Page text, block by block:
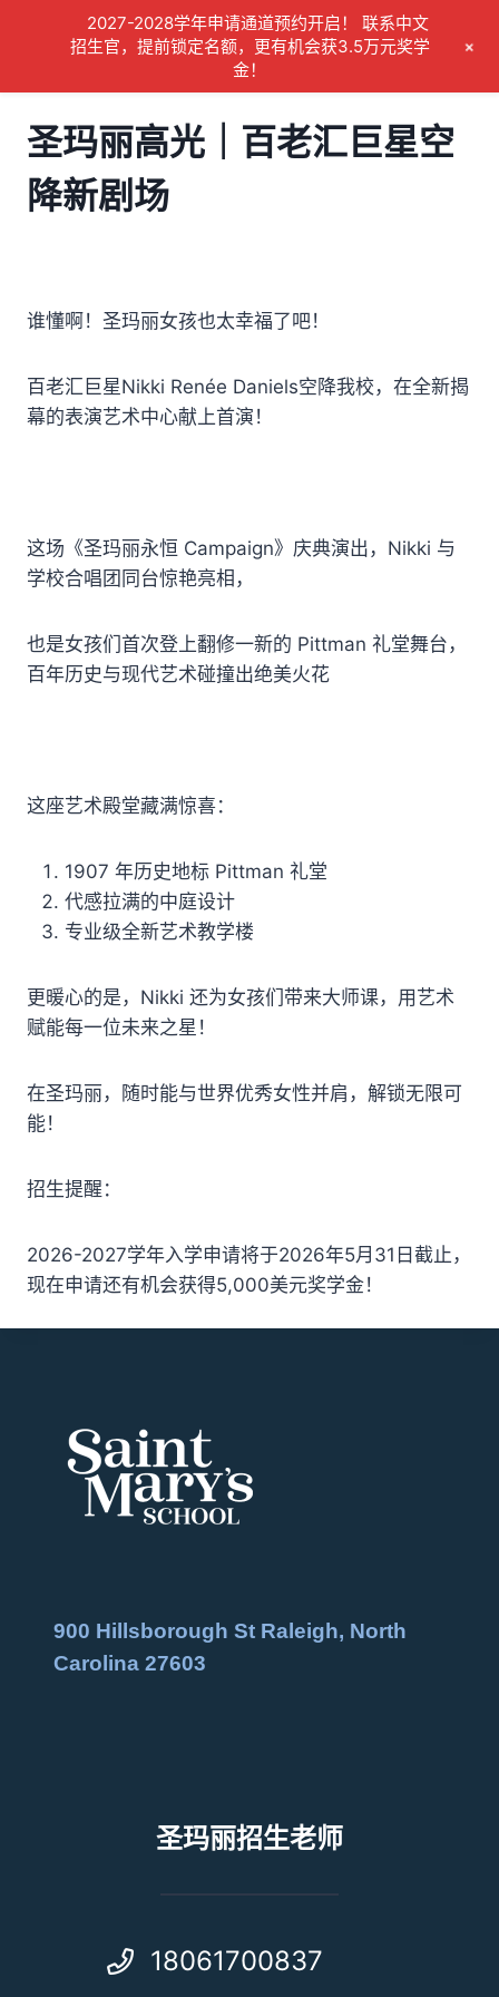
圣玛丽高光｜百老汇巨星空
降新剧场
谁懂啊！圣玛丽女孩也太幸福了吧！
百老汇巨星Nikki Renée Daniels空降我校，在全新揭
幕的表演艺术中心献上首演！
这场《圣玛丽永恒 Campaign》庆典演出，Nikki 与
学校合唱团同台惊艳亮相，
也是女孩们首次登上翻修一新的 Pittman 礼堂舞台，
百年历史与现代艺术碰撞出绝美火花
这座艺术殿堂藏满惊喜：
1907 年历史地标 Pittman 礼堂
代感拉满的中庭设计
专业级全新艺术教学楼
更暖心的是，Nikki 还为女孩们带来大师课，用艺术
赋能每一位未来之星！
在圣玛丽，随时能与世界优秀女性并肩，解锁无限可
能！
招生提醒：
2026-2027学年入学申请将于2026年5月31日截止，
现在申请还有机会获得5,000美元奖学金！
900 Hillsborough St Raleigh, North
Carolina 27603
圣玛丽招生老师
18061700837
2027-2028学年申请通道预约开启！ 联系中文
招生官，提前锁定名额，更有机会获3.5万元奖学
金！
+